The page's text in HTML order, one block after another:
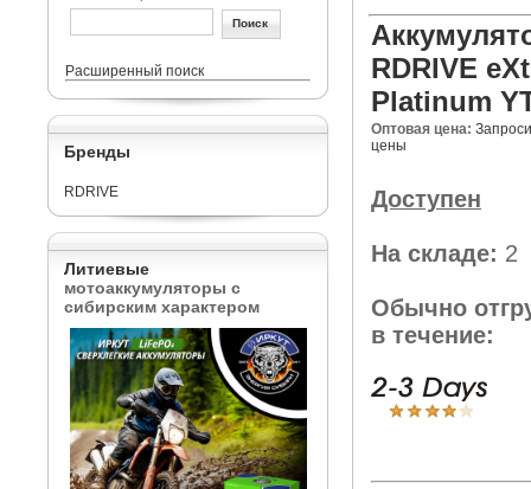
Расширенный поиск
Бренды
RDRIVE
Литиевые
мотоаккумуляторы с
сибирским характером
RDRIVE
Platinum
Оптовая цена:
цены
Доступен
На складе: 2
Обычно
в течение: